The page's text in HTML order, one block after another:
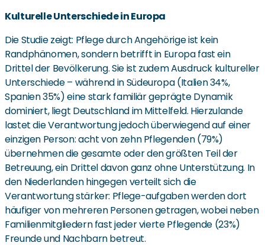
Kulturelle Unterschiede in Europa
Die Studie zeigt: Pflege durch Angehörige ist kein
Randphänomen, sondern betrifft in Europa fast ein
Drittel der Bevölkerung. Sie ist zudem Ausdruck kultureller
Unterschiede – während in Südeuropa (Italien 34%,
Spanien 35%) eine stark familiär geprägte Dynamik
dominiert, liegt Deutschland im Mittelfeld. Hierzulande
lastet die Verantwortung jedoch überwiegend auf einer
einzigen Person: acht von zehn Pflegenden (79%)
übernehmen die gesamte oder den größten Teil der
Betreuung, ein Drittel davon ganz ohne Unterstützung. In
den Niederlanden hingegen verteilt sich die
Verantwortung stärker: Pflege-aufgaben werden dort
häufiger von mehreren Personen getragen, wobei neben
Familienmitgliedern fast jeder vierte Pflegende (23%)
Freunde und Nachbarn betreut.